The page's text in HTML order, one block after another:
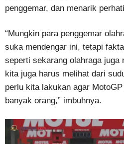
penggemar, dan menarik
“Mungkin para penggemar
suka mendengar ini, tetapi
seperti sekarang olahraga juga
kita juga harus melihat dari
perlu kita lakukan agar
banyak orang,” imbuhnya.